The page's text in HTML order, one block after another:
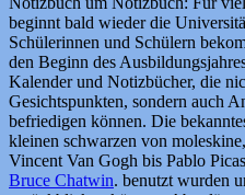
beginnt bald wieder die
Schülerinnen und Schülern
den Beginn des
Kalender und Notizbücher, die
Gesichtspunkten, sondern auch
befriedigen können. Die
kleinen schwarzen von
Vincent Van Gogh bis Pablo
Bruce Chatwin. benutzt wurden